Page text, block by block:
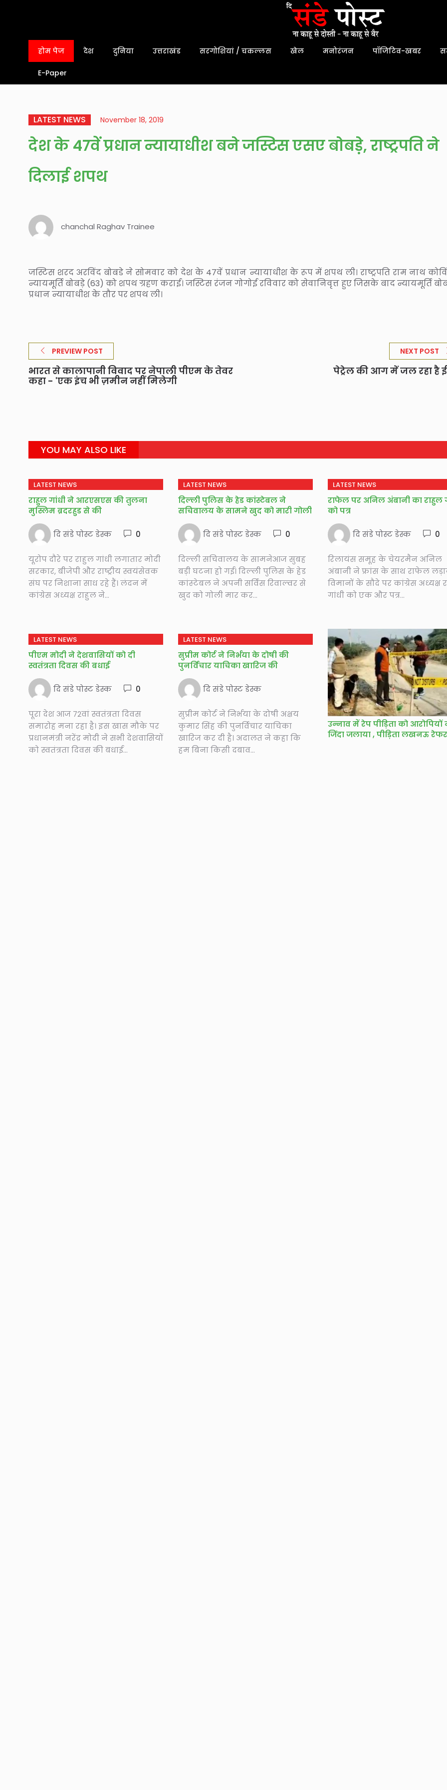
होम पेज देश दुनिया उत्तराखंड सरगोशियां / चकल्लस खेल मनोरंजन पॉजिटिव-खबर
E-Paper
LATEST NEWS November 18, 2019
देश के 47वें प्रधान न्यायाधीश बने जस्टिस एसए बोबड़े, राष्ट्रपति ने
दिलाई शपथ
chanchal Raghav Trainee
जस्टिस शरद अरविंद बोबडे ने सोमवार को देश के 47वें प्रधान न्यायाधीश के रूप में शपथ ली। राष्ट्रपति राम नाथ
न्यायमूर्ति बोबड़े (63) को शपथ ग्रहण कराई। जस्टिस रंजन गोगोई रविवार को सेवानिवृत्त हुए जिसके बाद न्यायमूर्ति
प्रधान न्यायाधीश के तौर पर शपथ ली।
PREVIEW POST
भारत से कालापानी विवाद पर नेपाली पीएम के तेवर
कहा - 'एक इंच भी ज़मीन नहीं मिलेगी
NEXT POST
पेट्रेल की आग में जल रहा है
YOU MAY ALSO LIKE
LATEST NEWS
राहुल गांधी ने आरएसएस की तुलना
मुस्लिम ब्रदरहुड से की
दि संडे पोस्ट डेस्क 0
यूरोप दौरे पर राहुल गांधी लगातार मोदी
सरकार, बीजेपी और राष्ट्रीय स्वयंसेवक
संघ पर निशाना साध रहे हैं। लंदन में
कांग्रेस अध्यक्ष राहुल ने...
LATEST NEWS
दिल्‍ली पुलिस के हेड कांस्‍टेबल ने
सचिवालय के सामने खुद को मारी गोली
दि संडे पोस्ट डेस्क 0
दिल्ली सचिवालय के सामनेआज सुबह
बड़ी घटना हो गई। दिल्‍ली पुलिस के हेड
कांस्‍टेबल ने अपनी सर्विस रिवाल्‍वर से
खुद को गोली मार कर...
LATEST NEWS
राफेल पर अनिल अंबानी का राहुल
को पत्र
दि संडे पोस्ट डेस्क 0
रिलायंस समूह के चेयरमैन अनिल
अंबानी ने फ्रांस के साथ राफेल
विमानों के सौदे पर कांग्रेस अध्यक्ष
गांधी को एक और पत्र...
LATEST NEWS
पीएम मोदी ने देशवासियों को दी
स्वतंत्रता दिवस की बधाई
दि संडे पोस्ट डेस्क 0
पूरा देश आज 72वां स्वतंत्रता दिवस
समारोह मना रहा है। इस खास मौके पर
प्रधानमंत्री नरेंद्र मोदी ने सभी देशवासियों
को स्वतंत्रता दिवस की बधाई...
LATEST NEWS
सुप्रीम कोर्ट ने निर्भया के दोषी की
पुनर्विचार याचिका खारिज की
दि संडे पोस्ट डेस्क
सुप्रीम कोर्ट ने निर्भया के दोषी अक्षय
कुमार सिंह की पुनर्विचार याचिका
खारिज कर दी है। अदालत ने कहा कि
हम बिना किसी दबाव...
उन्नाव में रेप पीड़िता को आरोपियों
जिंदा जलाया , पीड़िता लखनऊ